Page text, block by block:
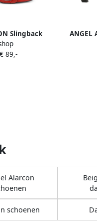
Slingback
neus Rood
89,-
ANGEL
Alarcon
schoenen